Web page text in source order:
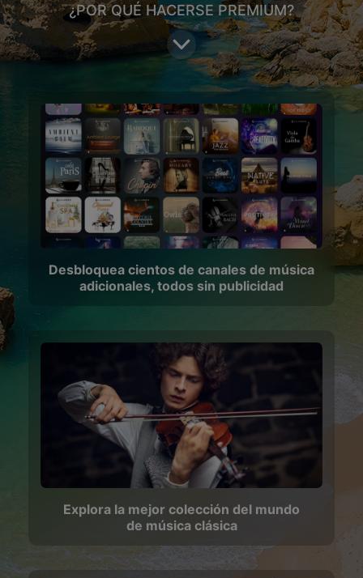
¿POR QUÉ HACERSE PREMIUM?
Desbloquea cientos de canales de música
adicionales, todos sin publicidad
Explora la mejor colección del mundo
de música clásica